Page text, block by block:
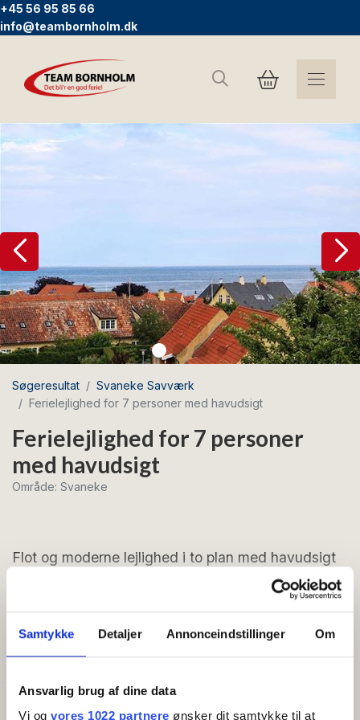
Samtykke Detaljer Annonceindstillinger Om
Ansvarlig brug af dine data
Vi og vores 1022 partnere ønsker dit samtykke til at
+45 56 95 85 66
info@teambornholm.dk
Søg
Søgeresultat
Svaneke Savværk
Ferielejlighed for 7 personer med havudsigt
Ferielejlighed for 7 personer
med havudsigt
Område: Svaneke
Flot og moderne lejlighed i to plan med havudsigt
indrettet med entré, badeværelse, stor stue med tv og
sofaarrangement, stort køkken og spiseplads. Fra 1.
soveværelser. I hvert soveværelse er der en
dobbeltseng, og i det ene soveværelse er der
Se mere
FACILITETER
Generelt